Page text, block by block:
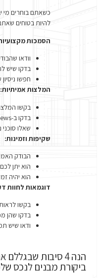
כשאתם בוחרים מי
להיות בטוחים
הסמכות
וודאו
בדקו שיש
חפשו ניסיון של
המלצות אמיתיות:
בקשו
בדקו ב-Google Reviews ופורומים מקצועיים.
שאלו סוכני
שקיפות וזמינות:
הבודק
הוא יתן
הוא יהיה
דוגמאות לחוות
בקשו
בדקו שהן
ודאו שיש
הנה 4 סיבות
ביקורת מבנים לנכס